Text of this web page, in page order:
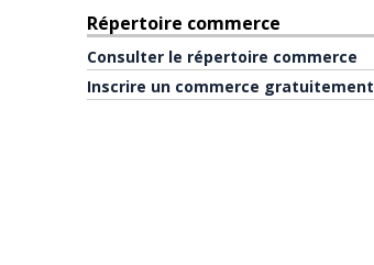
Répertoire commerce
Consulter le répertoire commerce
Inscrire un commerce gratuitement